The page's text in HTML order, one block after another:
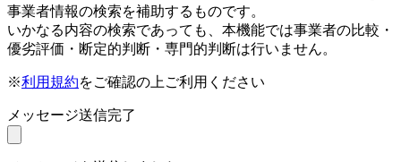
事業者情報の検索を補助するものです。
いかなる内容の検索であっても、本機能では事業者の比較・
優劣評価・断定的判断・専門的判断は行いません。
※利用規約をご確認の上ご利用ください
メッセージ送信完了